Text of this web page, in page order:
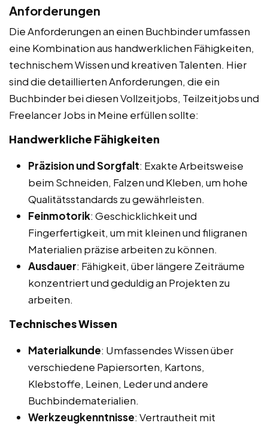
Anforderungen
Die Anforderungen an einen Buchbinder umfassen
eine Kombination aus handwerklichen Fähigkeiten,
technischem Wissen und kreativen Talenten. Hier
sind die detaillierten Anforderungen, die ein
Buchbinder bei diesen Vollzeitjobs, Teilzeitjobs und
Freelancer Jobs in Meine erfüllen sollte:
Handwerkliche Fähigkeiten
Präzision und Sorgfalt: Exakte Arbeitsweise
beim Schneiden, Falzen und Kleben, um hohe
Qualitätsstandards zu gewährleisten.
Feinmotorik: Geschicklichkeit und
Fingerfertigkeit, um mit kleinen und filigranen
Materialien präzise arbeiten zu können.
Ausdauer: Fähigkeit, über längere Zeiträume
konzentriert und geduldig an Projekten zu
arbeiten.
Technisches Wissen
Materialkunde: Umfassendes Wissen über
verschiedene Papiersorten, Kartons,
Klebstoffe, Leinen, Leder und andere
Buchbindematerialien.
Werkzeugkenntnisse: Vertrautheit mit